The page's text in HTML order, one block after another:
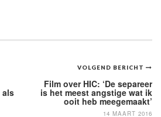
VOLGEND BERICHT
Film over HIC: ‘De separeer
is het meest angstige wat ik
ooit heb meegemaakt’
14 MAART 2016
als